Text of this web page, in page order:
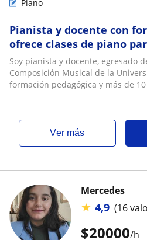
Piano
Pianista y docente con
ofrece clases de piano
Soy pianista y docente, egresado
Composición Musical de la
formación pedagógica y más de
ver más
$20000/h
Mercedes
★ 4,9 (16